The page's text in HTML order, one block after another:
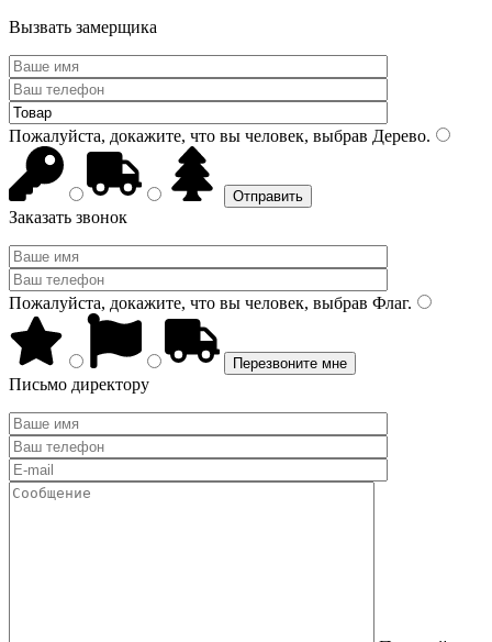
Вызвать замерщика
Пожалуйста, докажите, что вы человек, выбрав Дерево.
Заказать звонок
Пожалуйста, докажите, что вы человек, выбрав Флаг.
Письмо директору